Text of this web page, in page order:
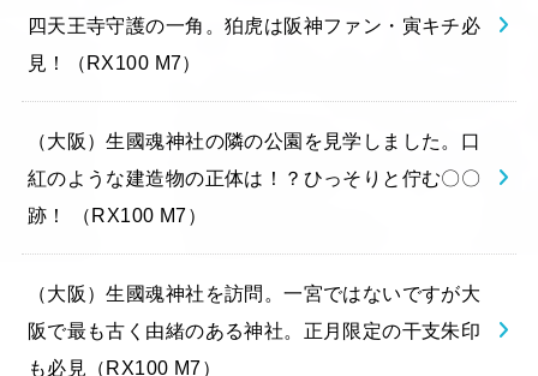
四天王寺守護の一角。狛虎は阪神ファン・寅キチ必
見！（RX100 M7）
（大阪）生國魂神社の隣の公園を見学しました。口
紅のような建造物の正体は！？ひっそりと佇む〇〇
跡！ （RX100 M7）
（大阪）生國魂神社を訪問。一宮ではないですが大
阪で最も古く由緒のある神社。正月限定の干支朱印
も必見（RX100 M7）